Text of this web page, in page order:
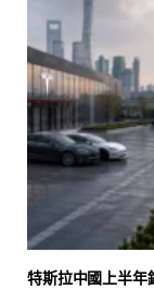
特斯拉中國上半年